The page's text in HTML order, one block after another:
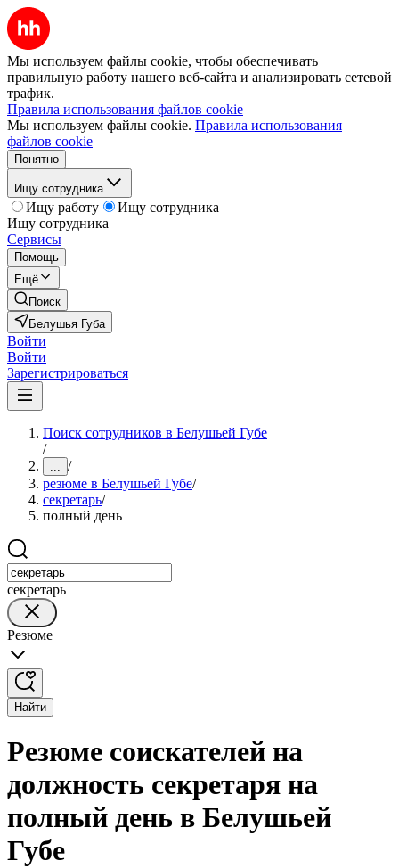
Мы используем файлы cookie, чтобы обеспечивать
правильную работу нашего веб-сайта и анализировать сетевой
трафик.
Правила использования файлов cookie
Мы используем файлы cookie. Правила использования
файлов cookie
Понятно
Ищу сотрудника
Ищу работу
Ищу сотрудника
Ищу сотрудника
Сервисы
Помощь
Ещё
Поиск
Белушья Губа
Войти
Войти
Зарегистрироваться
Поиск сотрудников в Белушьей Губе
/
... /
резюме в Белушьей Губе/
секретарь/
полный день
секретарь
Резюме
Найти
Резюме соискателей на
должность секретаря на
полный день в Белушьей
Губе